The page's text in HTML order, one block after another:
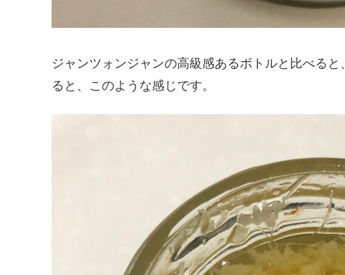
ジャンツォンジャンの高級感あるボトルと比べる
ると、このような感じです。